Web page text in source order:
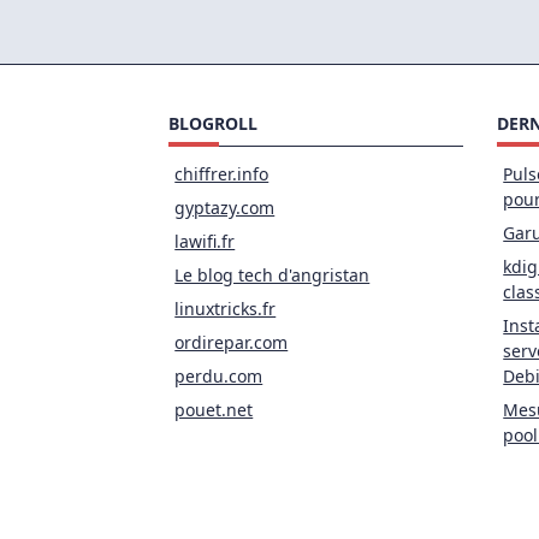
BLOGROLL
chiffrer.info
gyptazy.com
lawifi.fr
Le blog tech d'angristan
linuxtricks.fr
ordirepar.com
perdu.com
pouet.net